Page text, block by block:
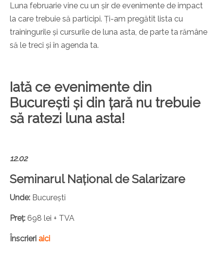
Luna februarie vine cu un șir de evenimente de impact
la care trebuie să participi. Ți-am pregătit lista cu
trainingurile și cursurile de luna asta, de parte ta rămâne
să le treci și în agenda ta.
Iată ce evenimente din
București și din țară nu trebuie
să ratezi luna asta!
12.02
Seminarul Național de Salarizare
Unde: București
Preț: 698 lei + TVA
Înscrieri aici